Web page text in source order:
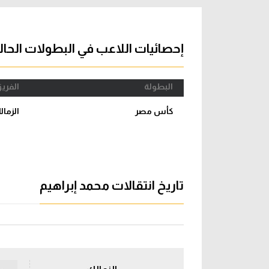
دوري إحصائيات اللاعب في البطولات
البطولة
كأس مصر
تاريخ انتقالات محمد إبراهيم